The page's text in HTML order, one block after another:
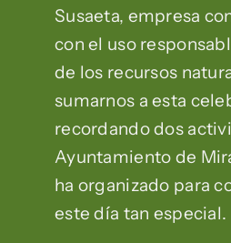
Susaeta, empresa
con el uso
de los recursos
sumarnos a esta
recordando dos
Ayuntamiento de
ha organizado para
este día tan especial.